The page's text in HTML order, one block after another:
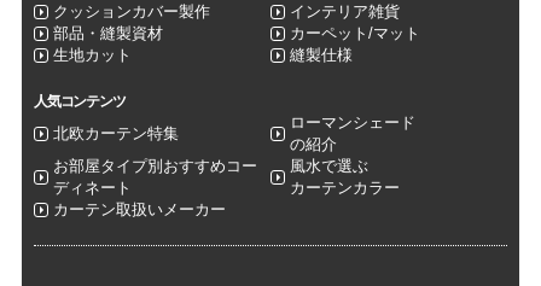
クッションカバー製作
インテリア雑貨
部品・縫製資材
カーペット/マット
生地カット
縫製仕様
人気コンテンツ
北欧カーテン特集
ローマンシェード
の紹介
お部屋タイプ別おすすめコー
ディネート
風水で選ぶ
カーテンカラー
カーテン取扱いメーカー